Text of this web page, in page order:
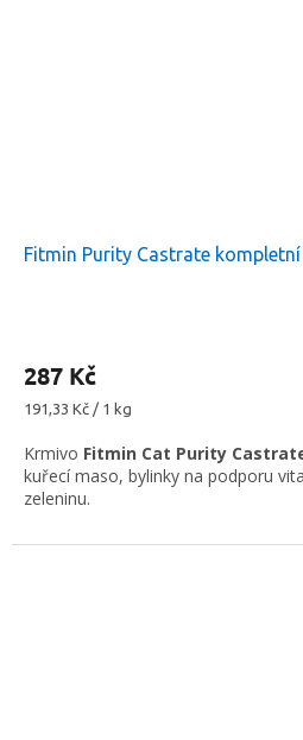
Fitmin Purity Castrate
287 Kč
Měrná
191,33 Kč / 1 kg
Krmivo Fitmin Cat Purity
kuřecí maso, bylinky na podporu
zeleninu.